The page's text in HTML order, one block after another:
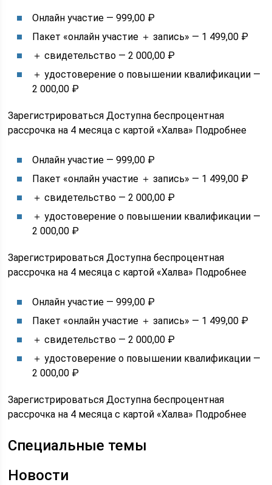
Онлайн участие — 999,00 ₽
Пакет «онлайн участие ＋ запись» — 1 499,00 ₽
＋ свидетельство — 2 000,00 ₽
＋ удостоверение о повышении квалификации —
2 000,00 ₽
Зарегистрироваться Доступна беспроцентная
рассрочка на 4 месяца с картой «Халва» Подробнее
Онлайн участие — 999,00 ₽
Пакет «онлайн участие ＋ запись» — 1 499,00 ₽
＋ свидетельство — 2 000,00 ₽
＋ удостоверение о повышении квалификации —
2 000,00 ₽
Зарегистрироваться Доступна беспроцентная
рассрочка на 4 месяца с картой «Халва» Подробнее
Онлайн участие — 999,00 ₽
Пакет «онлайн участие ＋ запись» — 1 499,00 ₽
＋ свидетельство — 2 000,00 ₽
＋ удостоверение о повышении квалификации —
2 000,00 ₽
Зарегистрироваться Доступна беспроцентная
рассрочка на 4 месяца с картой «Халва» Подробнее
Специальные темы
Новости